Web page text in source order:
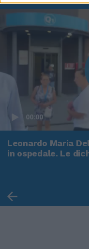
00:00
Leonardo Maria
in ospedale. Le